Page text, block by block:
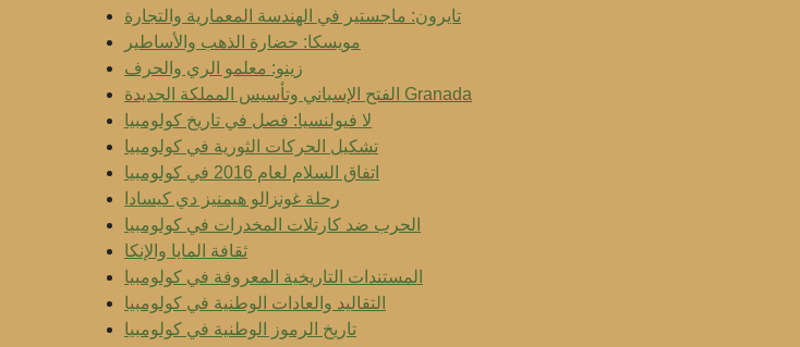
تايرون: ماجستير في الهندسة المعمارية والتجارة
مويسكا: حضارة الذهب والأساطير
زينو: معلمو الري والحرف
الفتح الإسباني وتأسيس المملكة الجديدة Granada
لا فيولنسيا: فصل في تاريخ كولومبيا
تشكيل الحركات الثورية في كولومبيا
اتفاق السلام لعام 2016 في كولومبيا
رحلة غونزالو هيمنيز دي كيسادا
الحرب ضد كارتلات المخدرات في كولومبيا
ثقافة المايا والإنكا
المستندات التاريخية المعروفة في كولومبيا
التقاليد والعادات الوطنية في كولومبيا
تاريخ الرموز الوطنية في كولومبيا